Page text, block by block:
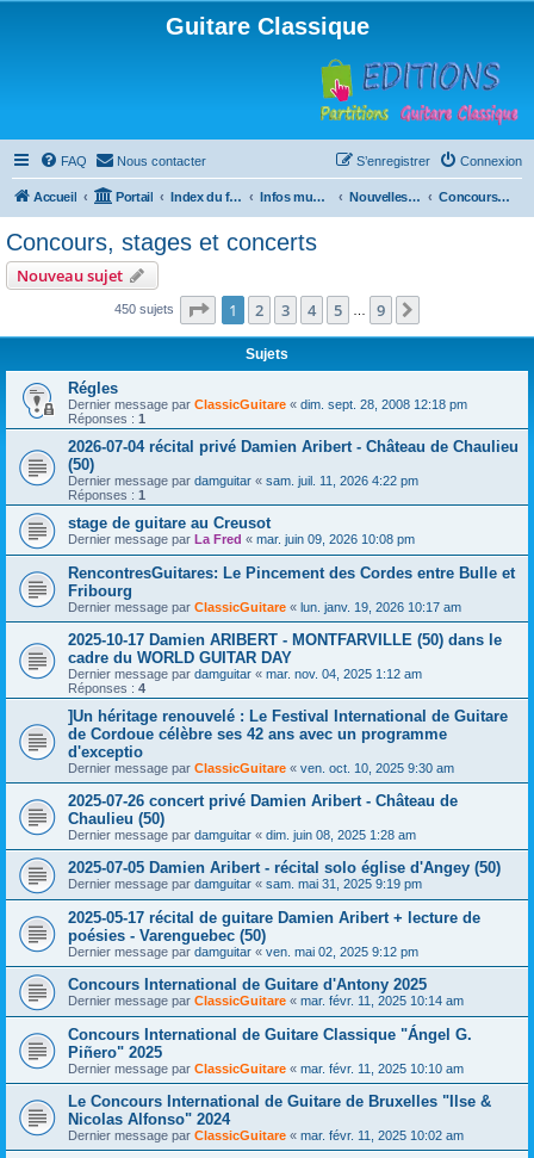
Guitare Classique
FAQ Nous contacter Connexion
S’enregistrer
Accueil Portail Index du forum Infos musicales Nouvelles de toutes sortes, concerts, partitions… Concours, stages et concerts
Concours, stages et concerts
Nouveau sujet
450 sujets Page 1sur9
1 2 3 4 5 9
Sujets
Régles
Dernier message par ClassicGuitare « dim. sept. 28, 2008 12:18 pm
Réponses : 1
2026-07-04 récital privé Damien Aribert - Château de Chaulieu
(50)
Dernier message par damguitar « sam. juil. 11, 2026 4:22 pm
Réponses : 1
stage de guitare au Creusot
Dernier message par La Fred « mar. juin 09, 2026 10:08 pm
RencontresGuitares: Le Pincement des Cordes entre Bulle et
Fribourg
Dernier message par ClassicGuitare « lun. janv. 19, 2026 10:17 am
2025-10-17 Damien ARIBERT - MONTFARVILLE (50) dans le
cadre du WORLD GUITAR DAY
Dernier message par damguitar « mar. nov. 04, 2025 1:12 am
Réponses : 4
]Un héritage renouvelé : Le Festival International de Guitare
de Cordoue célèbre ses 42 ans avec un programme
d'exceptio
Dernier message par ClassicGuitare « ven. oct. 10, 2025 9:30 am
2025-07-26 concert privé Damien Aribert - Château de
Chaulieu (50)
Dernier message par damguitar « dim. juin 08, 2025 1:28 am
2025-07-05 Damien Aribert - récital solo église d'Angey (50)
Dernier message par damguitar « sam. mai 31, 2025 9:19 pm
2025-05-17 récital de guitare Damien Aribert + lecture de
poésies - Varenguebec (50)
Dernier message par damguitar « ven. mai 02, 2025 9:12 pm
Concours International de Guitare d'Antony 2025
Dernier message par ClassicGuitare « mar. févr. 11, 2025 10:14 am
Concours International de Guitare Classique "Ángel G.
Piñero" 2025
Dernier message par ClassicGuitare « mar. févr. 11, 2025 10:10 am
Le Concours International de Guitare de Bruxelles "Ilse &
Nicolas Alfonso" 2024
Dernier message par ClassicGuitare « mar. févr. 11, 2025 10:02 am